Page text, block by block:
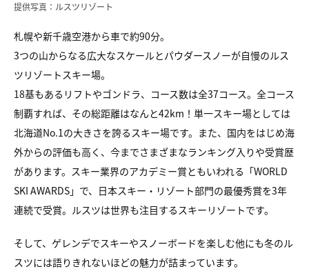
提供写真：ルスツリゾート
札幌や新千歳空港から車で約90分。
3つの山からなる広大なスケールとパウダースノーが自慢のルス
ツリゾートスキー場。
18基もあるリフトやゴンドラ、コース数は全37コース。全コース
制覇すれば、その総距離はなんと42km！単一スキー場としては
北海道No.1の大きさを誇るスキー場です。また、国内をはじめ海
外からの評価も高く、今までさまざまなランキング入りや受賞歴
があります。スキー業界のアカデミー賞ともいわれる「WORLD
SKI AWARDS」で、日本スキー・リゾート部門の最優秀賞を3年
連続で受賞。ルスツは世界も注目するスキーリゾートです。
そして、ゲレンデでスキーやスノーボードを楽しむ他にも冬のル
スツには語りきれないほどの魅力が詰まっています。